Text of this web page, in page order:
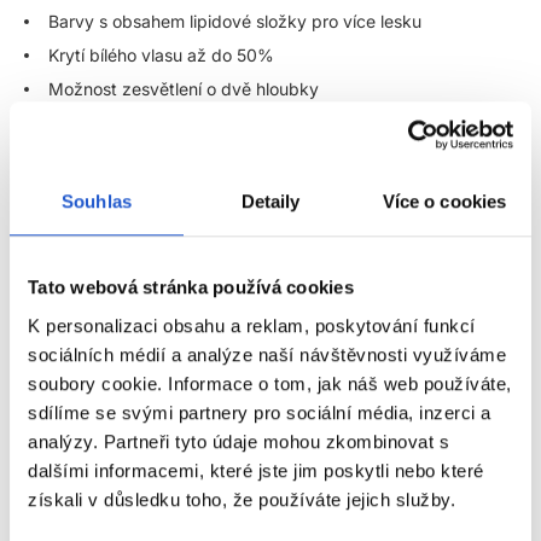
Souhlas Detaily Více o cookies
Tato webová stránka používá cookies
K personalizaci obsahu a reklam, poskytování funkcí
sociálních médií a analýze naší návštěvnosti využíváme
soubory cookie. Informace o tom, jak náš web používáte,
sdílíme se svými partnery pro sociální média, inzerci a
analýzy. Partneři tyto údaje mohou zkombinovat s
dalšími informacemi, které jste jim poskytli nebo které
získali v důsledku toho, že používáte jejich služby.
Barvy s obsahem lipidové složky pro více lesku
Krytí bílého vlasu až do 50%
Možnost zesvětlení o dvě hloubky
Jednoduché vyrovnání vlasů, od kořínků až po konečky
43 kombinovatelných odstínů
Míchací poměr:
Kombinujte vždy demi-permanentní barvu s
vyvíjecí emulzí Londa Professional Extra Rich Creme Emulsion
Demi-Permanent Developer 1,9%neboDemi-Permanent
Developer 4%.
Míchací poměr pro všechny demi-permanentní barvy je 1:2
(Např. 30g barevného krému + 60g emulze).
Aplikace:
ZOBRAZIT VÍCE